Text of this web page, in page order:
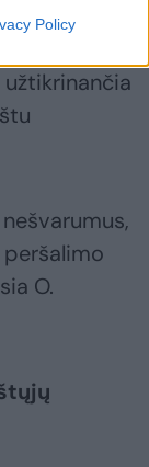
Policy
užtikrinančia
O.